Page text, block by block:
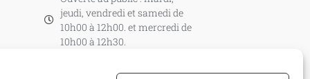
jeudi, vendredi et samedi de
10h00 à 12h00. et mercredi de
10h00 à 12h30.